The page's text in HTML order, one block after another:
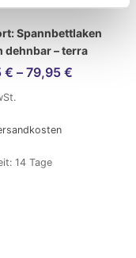
Spannbettlaken
dehnbar – terra
€ – 79,95 €
14 Tage